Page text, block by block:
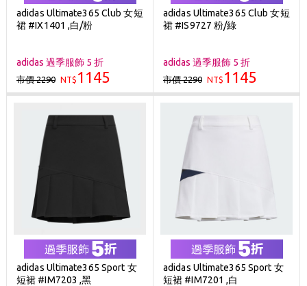
adidas Ultimate365 Club 女短
裙 #IX1401 ,白/粉
adidas 過季服飾 5 折
市價 2290 NT$ 1145
adidas Ultimate365 Club 女短
裙 #IS9727 粉/綠
adidas 過季服飾 5 折
市價 2290 NT$ 1145
adidas Ultimate365 Sport 女
短裙 #IM7203 ,黑
adidas Ultimate365 Sport 女
短裙 #IM7201 ,白